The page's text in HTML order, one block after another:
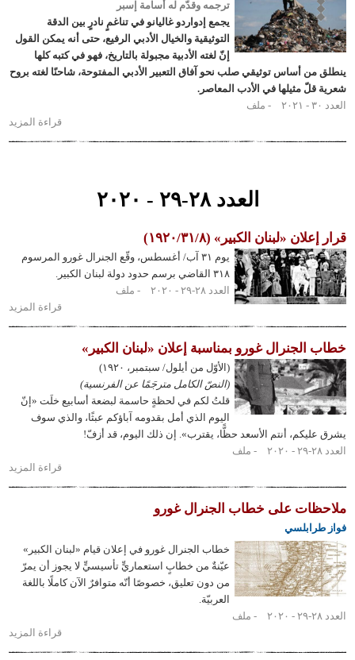
ترجمه وقدّم له أسامة إسبر
يجمع إدواردو غاليانو في تناغمٍ نادرٍ بين الدقة
التوثيقية والخيال الأدبي الرفيع، حتى أنه يمكن القول
إنّ لغته الأدبية مجبولة بالتاريخ، فهو في كتبه كلها
أساس توثيقي صلب نحو آفاق التعبير الأدبي المفتوحة، شاحنًا لغته بروح
مثيلها في الأدب المعاصر.
ملف
قراءة المزيد حول
مُبيدو
العدد ٢٨-٢٩ - ٢٠٢٠
«لبنان الكبير» (١٩٢٠/٣١/٨)
يوم ٣١ آب/ أغسطس، وقّع الجنرال غورو المرسوم
٣١٨ القاضي برسم حدود دولة لبنان الكبير.
العدد ٢٨-٢٩ - ٢٠٢٠
ملف
قراءة المزيد حول قرار
إعلان
غورو بمناسبة إعلان «لبنان الكبير»
(الأوّل من أيلول/ سبتمبر، ١٩٢٠)
(النصّ الكامل مترجَمًا عن الفرنسية)
قلتُ لكم في لحظةٍ حاسمة لبضعة أسابيع خلَت «إنّ
اليوم الذي أمل بقدومه آباؤكم عبثًا، والذي سوف
أنتم الأسعد حظًّا، يقترب». إن ذلك اليوم، قد أزفّ!
ملف
قراءة المزيد حول
خطاب
إعلان
«لبنان
الكبير»
على خطاب الجنرال غورو
خطاب الجنرال غورو في إعلان قيام «لبنان الكبير»
عيّنةٌ من خطابٍ استعماريٍّ تأسيسيٍّ لا يجوز أن يمرّ
من دون تعليق، خصوصًا أنّه متوافرٌ الآن كاملًا باللغة
العربيّة.
ملف
قراءة المزيد حول
ملاحظات